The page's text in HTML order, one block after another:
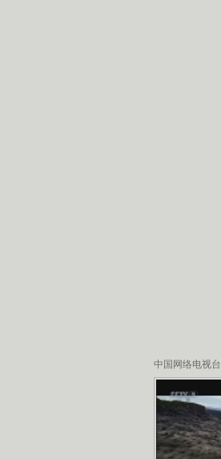
中国网络电视台